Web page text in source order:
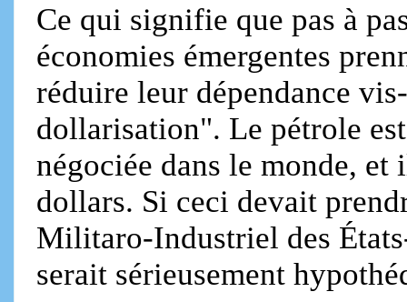
Ce qui signifie que pas à
économies émergentes
réduire leur dépendance
dollarisation". Le pétrole
négociée dans le monde,
dollars. Si ceci devait
Militaro-Industriel des
serait sérieusement